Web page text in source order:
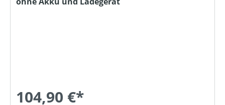
104,90 €*